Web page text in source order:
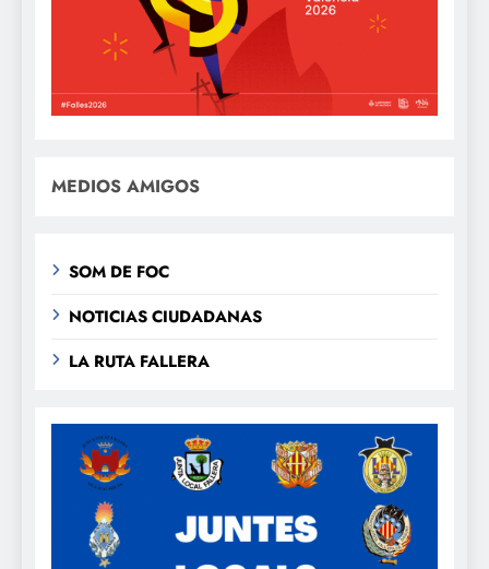
MEDIOS AMIGOS
SOM DE FOC
NOTICIAS CIUDADANAS
LA RUTA FALLERA